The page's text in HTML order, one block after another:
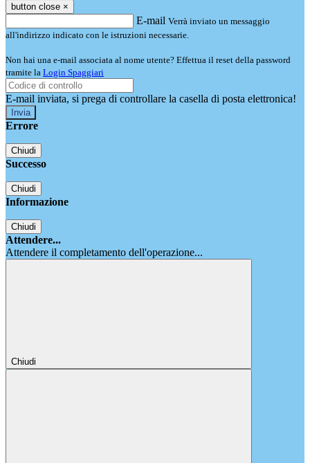
button close ×
E-mail Verrà inviato un messaggio
all'indirizzo indicato con le istruzioni necessarie.
Non hai una e-mail associata al nome utente? Effettua il reset della password
tramite la Login Spaggiari
E-mail inviata, si prega di controllare la casella di posta elettronica!
Errore
Chiudi
Successo
Chiudi
Informazione
Chiudi
Attendere...
Attendere il completamento dell'operazione...
Chiudi